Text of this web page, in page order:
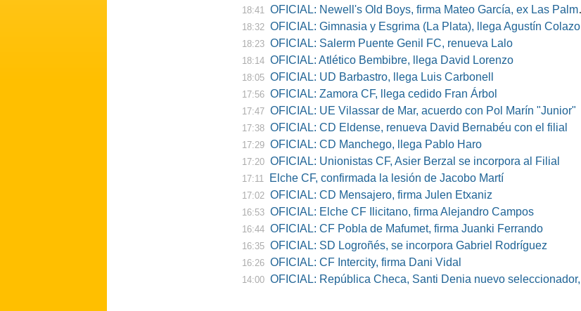
18:41 OFICIAL: Newell's Old Boys, firma Mateo García, ex Las Palmas, Osasuna o Alcorcón
18:32 OFICIAL: Gimnasia y Esgrima (La Plata), llega Agustín Colazo
18:23 OFICIAL: Salerm Puente Genil FC, renueva Lalo
18:14 OFICIAL: Atlético Bembibre, llega David Lorenzo
18:05 OFICIAL: UD Barbastro, llega Luis Carbonell
17:56 OFICIAL: Zamora CF, llega cedido Fran Árbol
17:47 OFICIAL: UE Vilassar de Mar, acuerdo con Pol Marín "Junior"
17:38 OFICIAL: CD Eldense, renueva David Bernabéu con el filial
17:29 OFICIAL: CD Manchego, llega Pablo Haro
17:20 OFICIAL: Unionistas CF, Asier Berzal se incorpora al Filial
17:11 Elche CF, confirmada la lesión de Jacobo Martí
17:02 OFICIAL: CD Mensajero, firma Julen Etxaniz
16:53 OFICIAL: Elche CF Ilicitano, firma Alejandro Campos
16:44 OFICIAL: CF Pobla de Mafumet, firma Juanki Ferrando
16:35 OFICIAL: SD Logroñés, se incorpora Gabriel Rodríguez
16:26 OFICIAL: CF Intercity, firma Dani Vidal
14:00 OFICIAL: República Checa, Santi Denia nuevo seleccionador, Pablo Amo su ayudante